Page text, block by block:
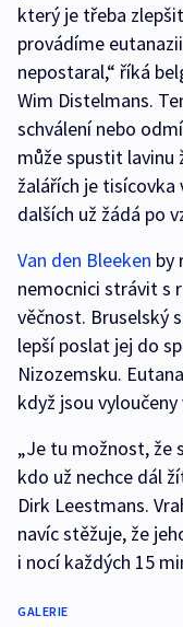
který je třeba
provádíme
nepostaral,“ říká
Wim Distelmans.
schválení nebo
může spustit lavinu
žalářích je tisícovka
dalších už žádá po
Van den Bleeken by
nemocnici strávit s
věčnost. Bruselský
lepší poslat jej do
Nizozemsku.
když jsou
„Je tu možnost, že
kdo už nechce dál
Dirk Leestmans.
navíc stěžuje, že
i nocí každých 15
GALERIE